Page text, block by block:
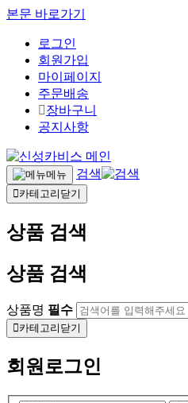
본문 바로가기
로그인
회원가입
마이페이지
주문배송
장바구니
공지사항
메뉴 검색
카테고리닫기
상품 검색
상품 검색
상품명 필수
카테고리닫기
회원로그인